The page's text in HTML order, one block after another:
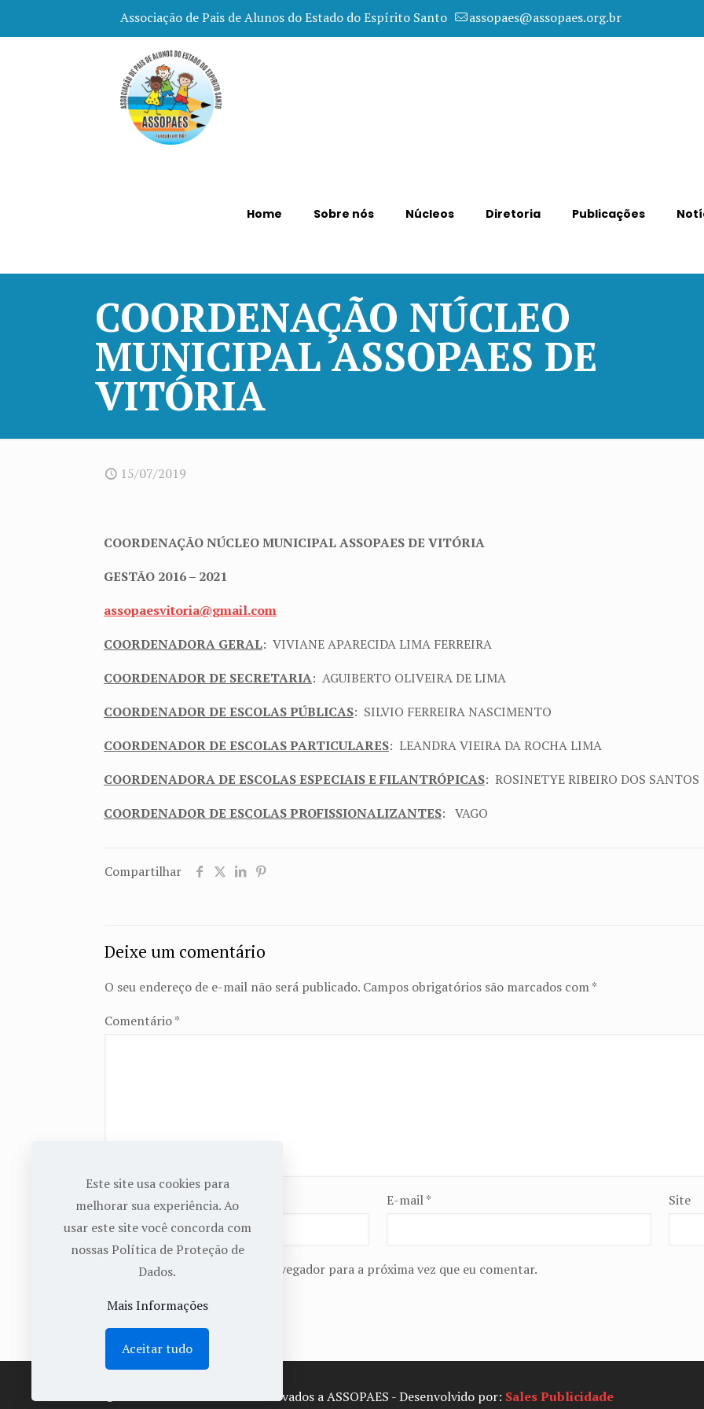
Associação de Pais de Alunos do Estado do Espírito Santo assopaes@assopaes.org.br
Home Sobre nós Núcleos Diretoria Publicações
COORDENAÇÃO NÚCLEO
MUNICIPAL ASSOPAES DE
VITÓRIA
15/07/2019
COORDENAÇÃO NÚCLEO MUNICIPAL ASSOPAES DE VITÓRIA
GESTÃO 2016 – 2021
assopaesvitoria@gmail.com
COORDENADORA GERAL: VIVIANE APARECIDA LIMA FERREIRA
COORDENADOR DE SECRETARIA: AGUIBERTO OLIVEIRA DE LIMA
COORDENADOR DE ESCOLAS PÚBLICAS: SILVIO FERREIRA NASCIMENTO
COORDENADOR DE ESCOLAS PARTICULARES: LEANDRA VIEIRA DA ROCHA LIMA
COORDENADORA DE ESCOLAS ESPECIAIS E FILANTRÓPICAS: ROSINETYE RIBEIRO DOS SANTOS
COORDENADOR DE ESCOLAS PROFISSIONALIZANTES: VAGO
Compartilhar
Deixe um comentário
O seu endereço de e-mail não será publicado. Campos obrigatórios são marcados com*
Comentário*
Nome* E-mail* Site
Salvar meus dados neste navegador para a próxima vez que eu comentar.
© 2022 Todos os Direitos Reservados a ASSOPAES - Desenvolvido por: Sales Publicidade
Este site usa cookies para
melhorar sua experiência. Ao
usar este site você concorda com
nossas Política de Proteção de
Dados.
Mais Informações
Aceitar tudo